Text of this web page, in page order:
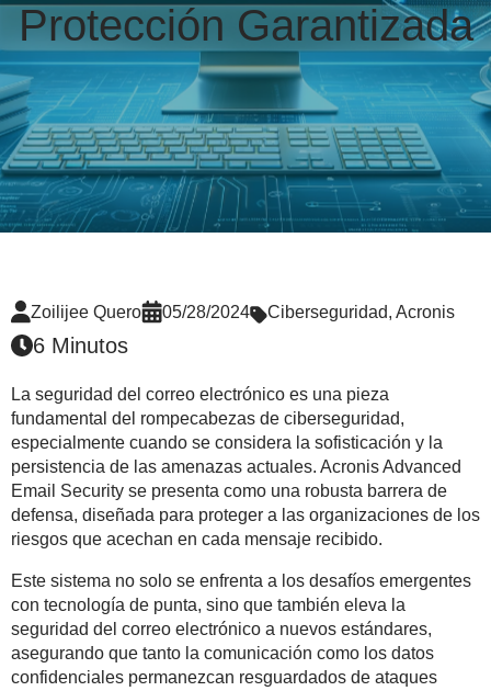
Protección Garantizada
Zoilijee Quero 05/28/2024 Ciberseguridad, Acronis
6 Minutos
La seguridad del correo electrónico es una pieza
fundamental del rompecabezas de ciberseguridad,
especialmente cuando se considera la sofisticación y la
persistencia de las amenazas actuales. Acronis Advanced
Email Security se presenta como una robusta barrera de
defensa, diseñada para proteger a las organizaciones de los
riesgos que acechan en cada mensaje recibido.
Este sistema no solo se enfrenta a los desafíos emergentes
con tecnología de punta, sino que también eleva la
seguridad del correo electrónico a nuevos estándares,
asegurando que tanto la comunicación como los datos
confidenciales permanezcan resguardados de ataques